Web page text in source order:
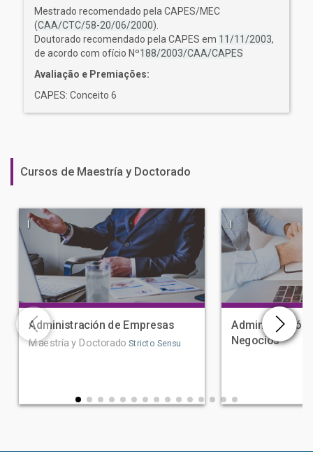
Mestrado recomendado pela CAPES/MEC
(CAA/CTC/58-20/06/2000).
Doutorado recomendado pela CAPES em 11/11/2003,
de acordo com ofício Nº188/2003/CAA/CAPES
Avaliação e Premiações:
CAPES: Conceito 6
Cursos de Maestría y Doctorado
|
Administración de Empresas
Maestría y Doctorado Stricto Sensu
|
Administración
Negocios